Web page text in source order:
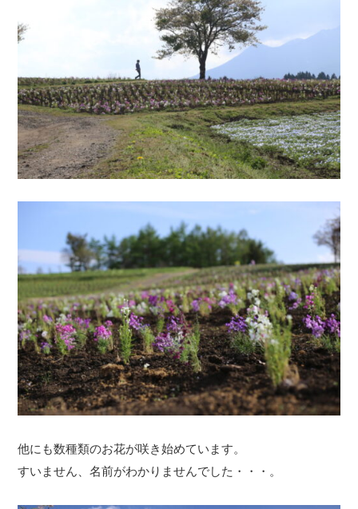
他にも数種類のお花が咲き始めています。
すいません、名前がわかりませんでした・・・。